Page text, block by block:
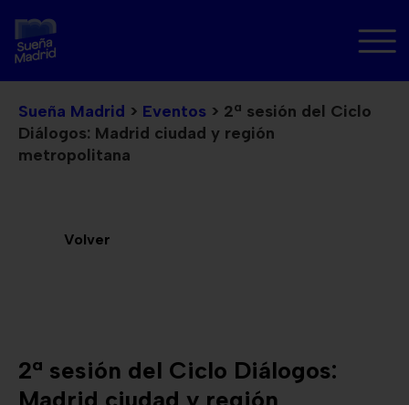
Sueña Madrid > Eventos > 2ª sesión del Ciclo
Diálogos: Madrid ciudad y región
metropolitana
Volver
2ª sesión del Ciclo Diálogos: